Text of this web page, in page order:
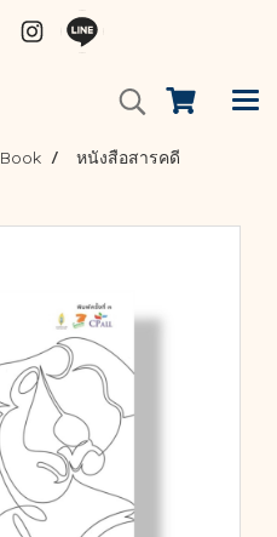
Book
หนังสือสารคดี